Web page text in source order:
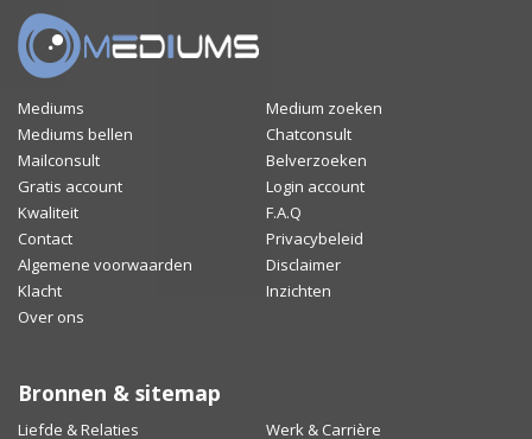
Mediums
Medium zoeken
Mediums bellen
Chatconsult
Mailconsult
Belverzoeken
Gratis account
Login account
Kwaliteit
F.A.Q
Contact
Privacybeleid
Algemene voorwaarden
Disclaimer
Klacht
Inzichten
Over ons
Bronnen & sitemap
Liefde & Relaties Werk & Carrière